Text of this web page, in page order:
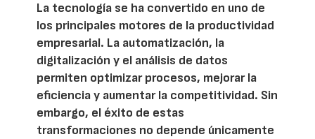
La tecnología se ha convertido en uno de
los principales motores de la productividad
empresarial. La automatización, la
digitalización y el análisis de datos
permiten optimizar procesos, mejorar la
eficiencia y aumentar la competitividad. Sin
embargo, el éxito de estas
transformaciones no depende únicamente